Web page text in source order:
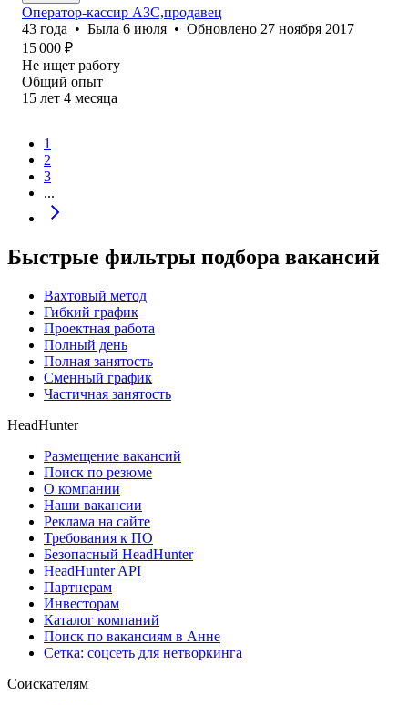
Оператор-кассир АЗС,продавец
43 года • Была 6 июля • Обновлено 27 ноября 2017
15 000 ₽
Не ищет работу
Общий опыт
15 лет 4 месяца
1
2
3
...
Быстрые фильтры подбора вакансий
Вахтовый метод
Гибкий график
Проектная работа
Полный день
Полная занятость
Сменный график
Частичная занятость
HeadHunter
Размещение вакансий
Поиск по резюме
О компании
Наши вакансии
Реклама на сайте
Требования к ПО
Безопасный HeadHunter
HeadHunter API
Партнерам
Инвесторам
Каталог компаний
Поиск по вакансиям в Анне
Сетка: соцсеть для нетворкинга
Соискателям